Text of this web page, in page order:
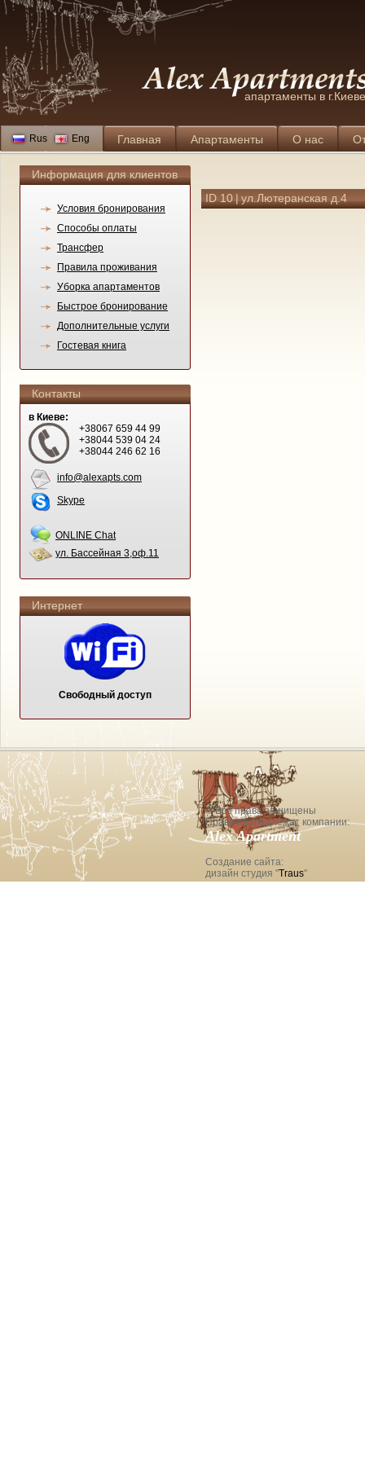
апартаменты в г.Киеве
Rus Eng Главная Апартаменты О нас
Информация для клиентов
Условия бронирования
Способы оплаты
Трансфер
Правила проживания
Уборка апартаментов
Быстрое бронирование
Дополнительные услуги
Гостевая книга
Контакты
в Киеве:
+38067 659 44 99
+38044 539 04 24
+38044 246 62 16
info@alexapts.com
Skype
ONLINE Chat
ул. Бассейная 3,оф.11
Интернет
Свободный доступ
ID 10 | ул.Лютеранская д.4
© Все права защищены
Права принадлежат компании:
Alex Apartment
Создание сайта:
дизайн студия "Traus"